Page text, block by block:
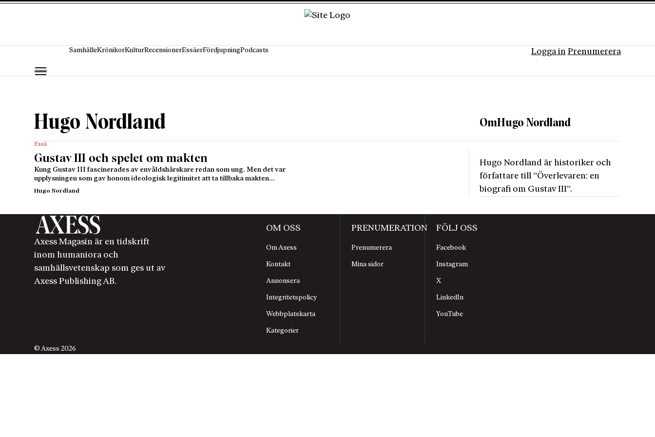
SamhälleKrönikorKulturRecensionerEssäerFördjupningPodcasts Logga in Prenumerera
Hugo Nordland OmHugo Nordland
Essä
Gustav III och spelet om makten
Kung Gustav III fascinerades av envåldshärskare redan som ung. Men det var
upplysningen som gav honom ideologisk legitimitet att ta tillbaka makten…
Hugo Nordland
Hugo Nordland är historiker och
författare till ”Överlevaren: en
biografi om Gustav III”.
Axess Magasin är en tidskrift
inom humaniora och
samhällsvetenskap som ges ut av
Axess Publishing AB.
OM OSS
Om Axess
Kontakt
Annonsera
Integritetspolicy
Webbplatskarta
Kategorier
PRENUMERATION
Prenumerera
Mina sidor
FÖLJ OSS
Facebook
Instagram
X
LinkedIn
YouTube
© Axess 2026